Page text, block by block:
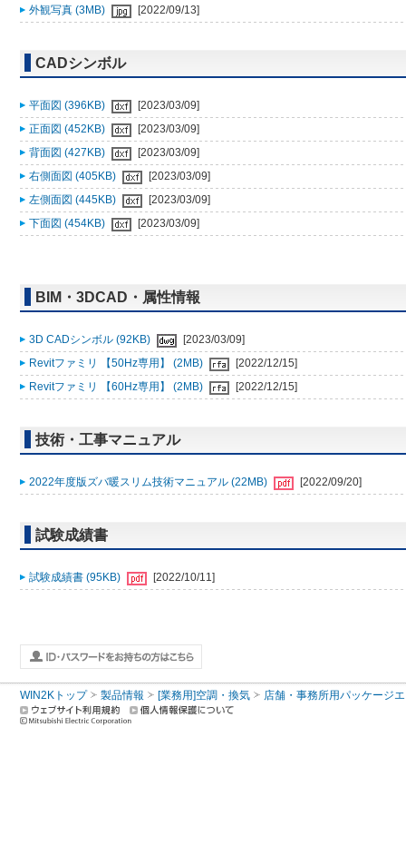
外観写真 (3MB) [2022/09/13]
CADシンボル
平面図 (396KB)
[2023/03/09]
正面図 (452KB)
[2023/03/09]
背面図 (427KB)
[2023/03/09]
右側面図 (405KB)
[2023/03/09]
左側面図 (445KB)
[2023/03/09]
下面図 (454KB)
[2023/03/09]
BIM・3DCAD・属性情報
3D CADシンボル (92KB)
[2023/03/09]
Revitファミリ 【50Hz専用】 (2MB)
[2022/12/15]
Revitファミリ 【60Hz専用】 (2MB)
[2022/12/15]
技術・工事マニュアル
2022年度版ズバ暖スリム技術マニュアル (22MB) [2022/09/20]
試験成績書
試験成績書 (95KB) [2022/10/11]
WIN2Kトップ 製品情報 [業務用]空調・換気 店舗・事務所用パッケージ